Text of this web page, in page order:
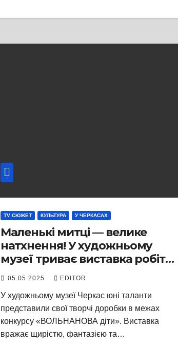
TV СЮЖЕТ КУЛЬТУРА У ЧЕРКАСАХ
Маленькі митці — велике
натхнення! У художньому
музеї триває виставка робіт
учасників дитячого конкурсу
«ВОЛЬНАНОВА діти»
05.05.2025 EDITOR
У художньому музеї Черкас юні таланти
представили свої творчі доробки в межах
конкурсу «ВОЛЬНАНОВА діти». Виставка
вражає щирістю, фантазією та…